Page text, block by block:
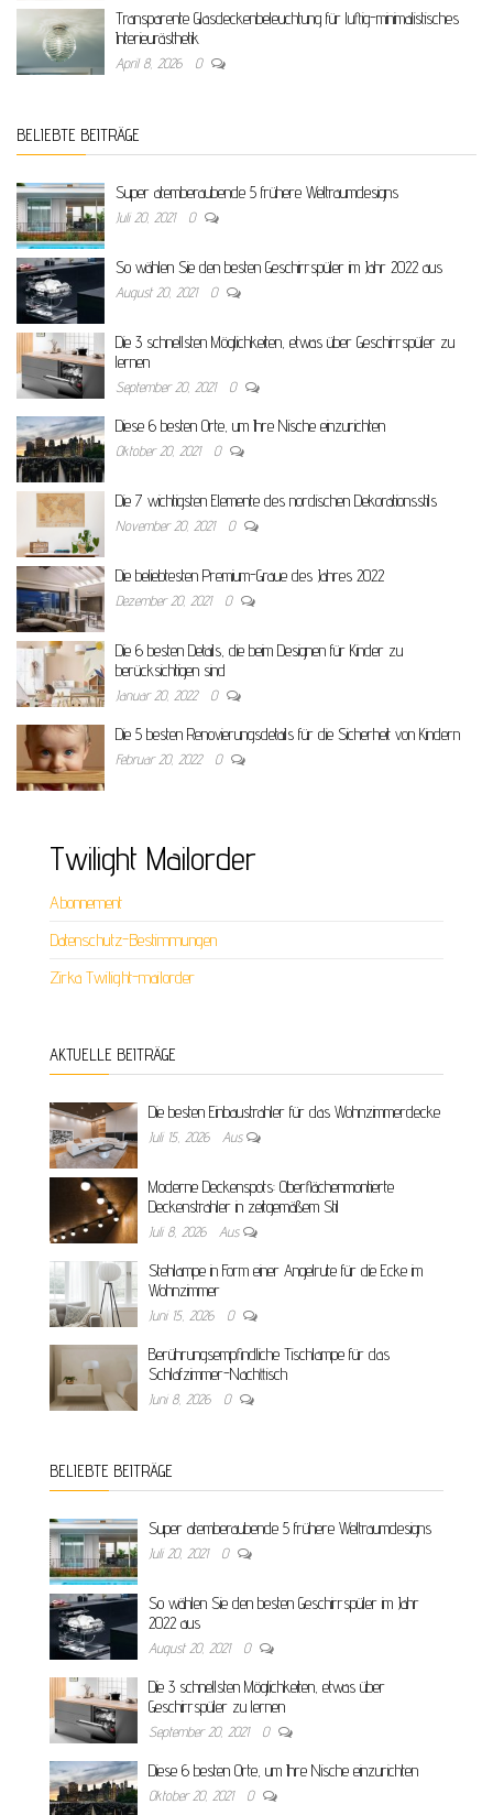
Transparente Glasdeckenbeleuchtung für luftig-minimalistisches
Interieurästhetik
April 8, 2026 0
BELIEBTE BEITRÄGE
Super atemberaubende 5 frühere Weltraumdesigns
Juli 20, 2021 0
So wählen Sie den besten Geschirrspüler im Jahr 2022 aus
August 20, 2021 0
Die 3 schnellsten Möglichkeiten, etwas über Geschirrspüler zu
lernen
September 20, 2021 0
Diese 6 besten Orte, um Ihre Nische einzurichten
Oktober 20, 2021 0
Die 7 wichtigsten Elemente des nordischen Dekorationsstils
November 20, 2021 0
Die beliebtesten Premium-Graue des Jahres 2022
Dezember 20, 2021 0
Die 6 besten Details, die beim Designen für Kinder zu
berücksichtigen sind
Januar 20, 2022 0
Die 5 besten Renovierungsdetails für die Sicherheit von Kindern
Februar 20, 2022 0
Twilight Mailorder
Abonnement
Datenschutz-Bestimmungen
Zirka Twilight-mailorder
AKTUELLE BEITRÄGE
Die besten Einbaustrahler für das Wohnzimmerdecke
Juli 15, 2026 Aus
Moderne Deckenspots: Oberflächenmontierte
Deckenstrahler in zeitgemäßem Stil
Juli 8, 2026 Aus
Stehlampe in Form einer Angelrute für die Ecke im
Wohnzimmer
Juni 15, 2026 0
Berührungsempfindliche Tischlampe für das
Schlafzimmer-Nachttisch
Juni 8, 2026 0
BELIEBTE BEITRÄGE
Super atemberaubende 5 frühere Weltraumdesigns
Juli 20, 2021 0
So wählen Sie den besten Geschirrspüler im Jahr
2022 aus
August 20, 2021 0
Die 3 schnellsten Möglichkeiten, etwas über
Geschirrspüler zu lernen
September 20, 2021 0
Diese 6 besten Orte, um Ihre Nische einzurichten
Oktober 20, 2021 0